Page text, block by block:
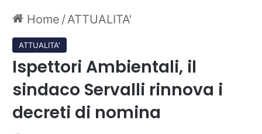
Home /ATTUALITA'
ATTUALITA'
Ispettori Ambientali, il
sindaco Servalli rinnova i
decreti di nomina